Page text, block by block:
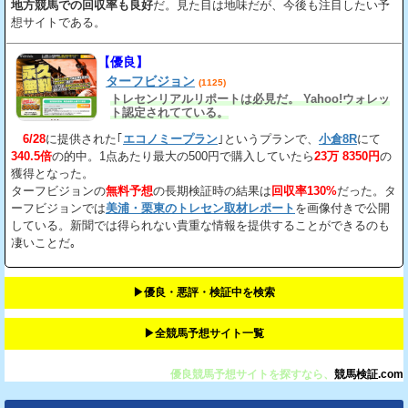
地方競馬での回収率も良好だ。見た目は地味だが、今後も注目したい予
想サイトである。
【優良】
ターフビジョン (1125)
トレセンリアルリポートは必見だ。 Yahoo!ウォレッ
ト認定されてている。
6/28に提供された｢ エコノミープラン ｣というプランで、 小倉8Rにて
340.5倍の的中。1点あたり最大の500円で購入していたら23万 8350円の
獲得となった。
ターフビジョンの無料予想の長期検証時の結果は 回収率130%だった。タ
ーフビジョンでは美浦・栗東のトレセン取材レポート を画像付きで公開
している。新聞では得られない貴重な情報を提供することができるのも
凄いことだ｡
▶︎優良・悪評・検証中を検索
▶︎全競馬予想サイト一覧
優良競馬予想サイトを探すなら、 競馬検証.com